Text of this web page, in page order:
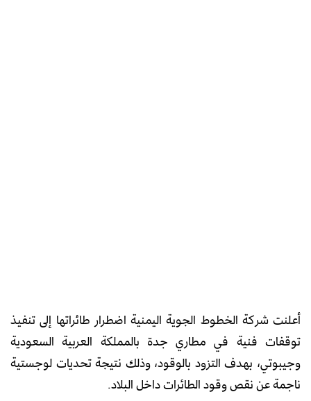
أعلنت شركة الخطوط الجوية اليمنية اضطرار طائراتها إلى تنفيذ
توقفات فنية في مطاري جدة بالمملكة العربية السعودية
وجيبوتي، بهدف التزود بالوقود، وذلك نتيجة تحديات لوجستية
ناجمة عن نقص وقود الطائرات داخل البلاد.